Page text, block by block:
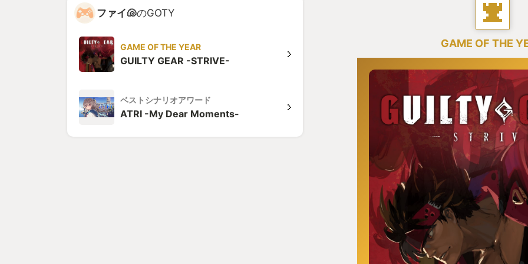
ファイ🐚のGOTY
GAME OF THE YEAR
GUILTY GEAR -STRIVE-
ベストシナリオアワード
ATRI -My Dear Moments-
GAME OF THE